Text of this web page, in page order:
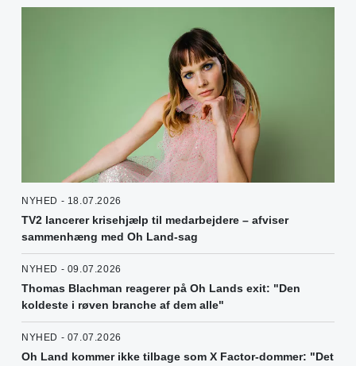
NYHED - 18.07.2026
TV2 lancerer krisehjælp til medarbejdere – afviser
sammenhæng med Oh Land-sag
NYHED - 09.07.2026
Thomas Blachman reagerer på Oh Lands exit: "Den
koldeste i røven branche af dem alle"
NYHED - 07.07.2026
Oh Land kommer ikke tilbage som X Factor-dommer: "Det